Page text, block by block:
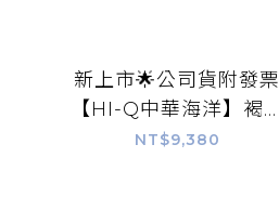
新上市🌟公司貨附發票
【HI-Q中華海洋】褐抑
定加強飲 液態型 60包/
NT$9,380